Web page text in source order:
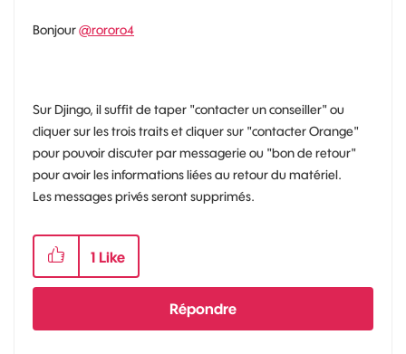
Bonjour@rororo4
Sur Djingo, il suffit de taper "contacter un conseiller" ou
cliquer sur les trois traits et cliquer sur "contacter Orange"
pour pouvoir discuter par messagerie ou "bon de retour"
pour avoir les informations liées au retour du matériel.
Les messages privés seront supprimés.
1 Like
Répondre